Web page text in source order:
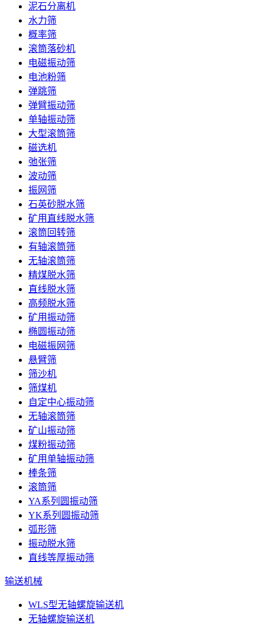
泥石分离机
水力筛
概率筛
滚筒落砂机
电磁振动筛
电池粉筛
弹跳筛
弹臂振动筛
单轴振动筛
大型滚筒筛
磁选机
弛张筛
波动筛
振网筛
石英砂脱水筛
矿用直线脱水筛
滚筒回转筛
有轴滚筒筛
无轴滚筒筛
精煤脱水筛
直线脱水筛
高频脱水筛
矿用振动筛
椭圆振动筛
电磁振网筛
悬臂筛
筛沙机
筛煤机
自定中心振动筛
无轴滚筒筛
矿山振动筛
煤粉振动筛
矿用单轴振动筛
棒条筛
滚筒筛
YA系列圆振动筛
YK系列圆振动筛
弧形筛
振动脱水筛
直线等厚振动筛
输送机械
WLS型无轴螺旋输送机
无轴螺旋输送机